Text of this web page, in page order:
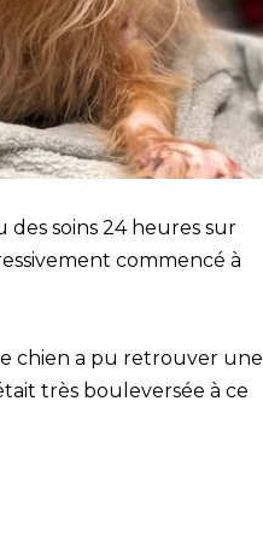
soins 24 heures sur
commencé à
chien a pu retrouver une
très bouleversée à ce